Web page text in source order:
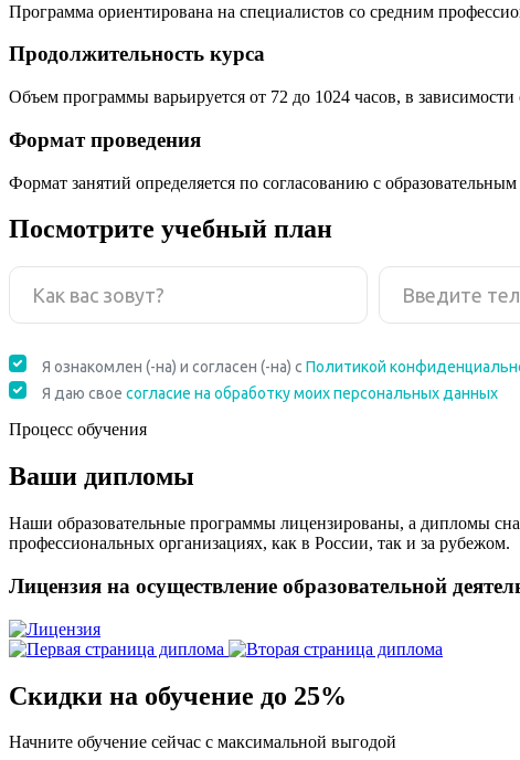
Программа ориентирована на специалистов со средним
Продолжительность курса
Объем программы варьируется от 72 до 1024 часов, в
Формат проведения
Формат занятий определяется по согласованию с
Посмотрите учебный план
Процесс обучения
Ваши дипломы
Наши образовательные программы лицензированы, а дипломы
профессиональных организациях, как в России, так и за рубежом.
Лицензия на осуществление образовательной
Скидки на обучение до 25%
Начните обучение сейчас с максимальной выгодой